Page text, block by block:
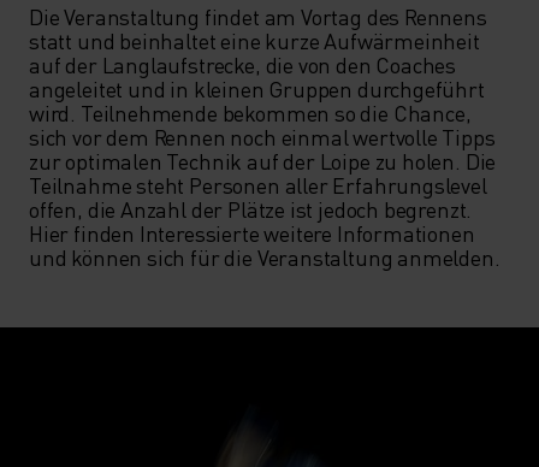
Die Veranstaltung findet am Vortag des Rennens
statt und beinhaltet eine kurze Aufwärmeinheit
auf der Langlaufstrecke, die von den Coaches
angeleitet und in kleinen Gruppen durchgeführt
wird. Teilnehmende bekommen so die Chance,
sich vor dem Rennen noch einmal wertvolle Tipps
zur optimalen Technik auf der Loipe zu holen. Die
Teilnahme steht Personen aller Erfahrungslevel
offen, die Anzahl der Plätze ist jedoch begrenzt.
Hier finden Interessierte weitere Informationen
und können sich für die Veranstaltung anmelden.